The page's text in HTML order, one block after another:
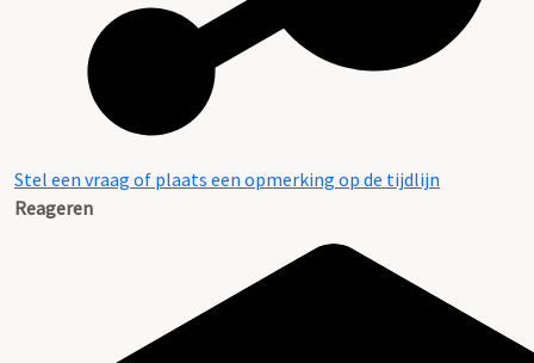
Stel een vraag of plaats een opmerking op de tijdlijn
Reageren